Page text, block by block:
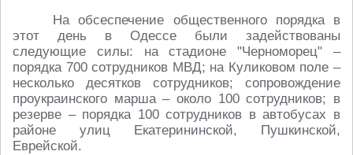
На обсеспечение общественного порядка в
этот день в Одессе были задействованы
следующие силы: на стадионе "Черноморец" –
порядка 700 сотрудников МВД; на Куликовом поле –
несколько десятков сотрудников; сопровождение
проукраинского марша – около 100 сотрудников; в
резерве – порядка 100 сотрудников в автобусах в
районе улиц Екатерининской, Пушкинской,
Еврейской.